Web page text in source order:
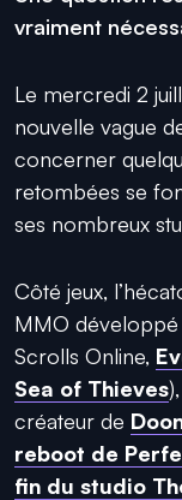
vraiment
Le mercredi 2
nouvelle vague
concerner
retombées se
ses nombreux
Côté jeux,
MMO
Scrolls Online,
Sea of Thieves
créateur de
reboot de
fin du studio